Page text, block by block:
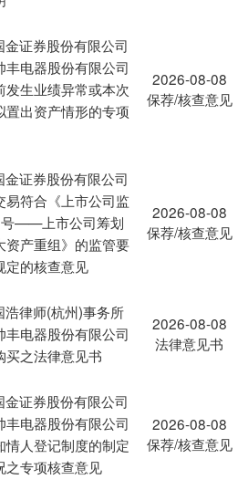
金证券股份有限公司
丰电器股份有限公司
发生业绩异常或本次
置出资产情形的专项
2026-08-08
保荐/核查意见
金证券股份有限公司
易符合《上市公司监
——上市公司筹划
资产重组》的监管要
定的核查意见
2026-08-08
保荐/核查意见
浩律师(杭州)事务所
丰电器股份有限公司
买之法律意见书
2026-08-08
法律意见书
金证券股份有限公司
丰电器股份有限公司
情人登记制度的制定
之专项核查意见
2026-08-08
保荐/核查意见